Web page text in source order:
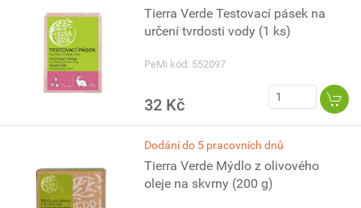
Tierra Verde Testovací pásek na
určení tvrdosti vody (1 ks)
PeMi kód: 552097
32 Kč
Dodání do 5 pracovních dnů
Tierra Verde Mýdlo z olivového
oleje na skvrny (200 g)